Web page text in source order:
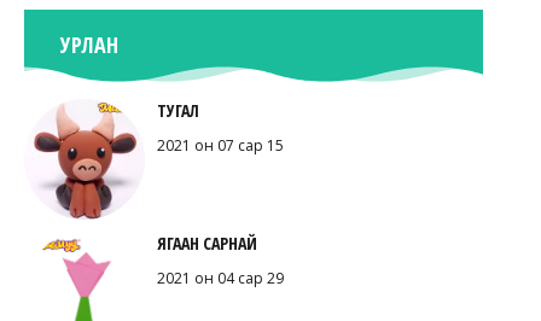
УРЛАН
ТУГАЛ
2021 он 07 сар 15
ЯГААН САРНАЙ
2021 он 04 сар 29